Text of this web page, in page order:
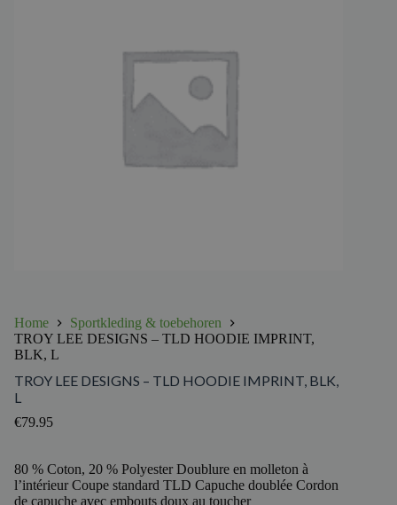
Home
Sportkleding & toebehoren
TROY LEE DESIGNS – TLD HOODIE IMPRINT,
BLK, L
TROY LEE DESIGNS – TLD HOODIE IMPRINT, BLK,
L
€79.95
80 % Coton, 20 % Polyester Doublure en molleton à
l’intérieur Coupe standard TLD Capuche doublée Cordon
de capuche avec embouts doux au toucher